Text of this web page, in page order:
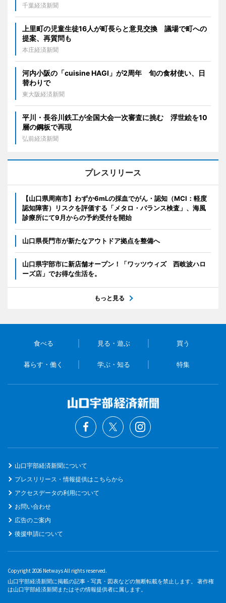
千葉経済新聞
上里町の児童生徒16人が町長らと意見交換 議場で町への
提案、再質問も
本庄経済新聞
河内小阪の「cuisine HAGI」が2周年 旬の食材使い、日
替わりで
東大阪経済新聞
平川・長谷川鉄工が全国大会一次審査に挑む 浮世絵を10
層の鋼板で再現
弘前経済新聞
プレスリリース
【山口県周南市】わずか6mLの採血でがん・認知（MCI：軽度
認知障害）リスクを評価する「メタロ・バランス検査」、海風
診療所にて9月からの予約受付を開始
山口県長門市が新たなアウトドア拠点を整備へ
山口県宇部市に新店舗オープン！「ワッツウィズ 西岐波ハロ
ーズ店」でお得な生活を。
もっと見る
食べる 見る・遊ぶ 買う
暮らす・働く 学ぶ・知る 特集
山口宇部経済新聞について
プレスリリース・情報提供はこちらから
アクセスデータの利用について
お問い合わせ
広告のご案内
後援申請について
Copyright 2026 Netways All rights reserved.
山口宇部経済新聞に掲載の記事・写真・図表などの無断転載を禁止します。 著作権
は山口宇部経済新聞またはその情報提供者に属します。